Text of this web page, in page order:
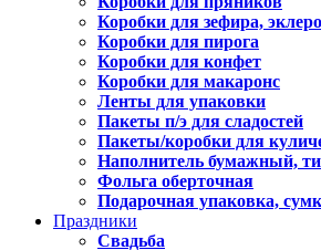
Коробки для зефира,
Коробки для пирога
Коробки для конфет
Коробки для макаронс
Ленты для упаковки
Пакеты п/э для сладостей
Пакеты/коробки для
Наполнитель бумажный,
Фольга оберточная
Подарочная упаковка,
Праздники
Свадьба